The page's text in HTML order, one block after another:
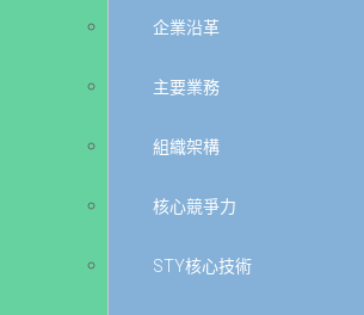
企業沿革
主要業務
組織架構
核心競爭力
STY核心技術